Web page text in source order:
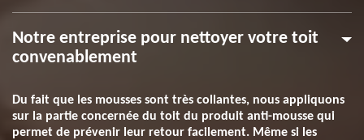
Notre entreprise pour nettoyer votre toit
convenablement
Du fait que les mousses sont très collantes, nous appliquons
sur la partie concernée du toit du produit anti-mousse qui
permet de prévenir leur retour facilement. Même si les